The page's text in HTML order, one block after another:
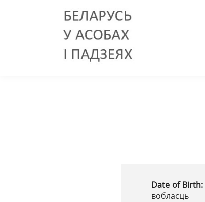
Date of Birth:
вобласць